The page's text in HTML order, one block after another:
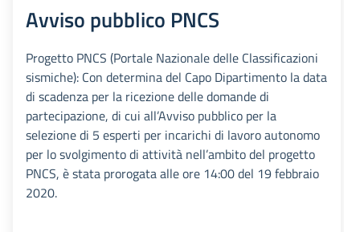
Avviso pubblico PNCS
Progetto PNCS (Portale Nazionale delle Classificazioni
sismiche): Con determina del Capo Dipartimento la data
di scadenza per la ricezione delle domande di
partecipazione, di cui all’Avviso pubblico per la
selezione di 5 esperti per incarichi di lavoro autonomo
per lo svolgimento di attività nell’ambito del progetto
PNCS, è stata prorogata alle ore 14:00 del 19 febbraio
2020.